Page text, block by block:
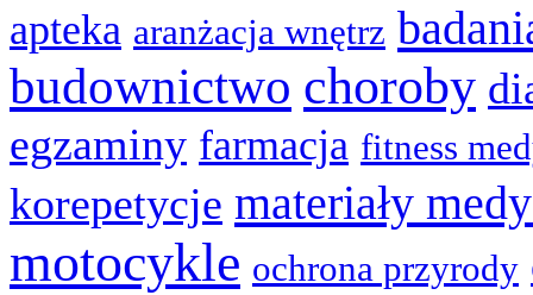
apteka aranżacja wnętrz
budownictwo choroby
egzaminy farmacja fitness
korepetycje materiały
motocykle ochrona przyrody